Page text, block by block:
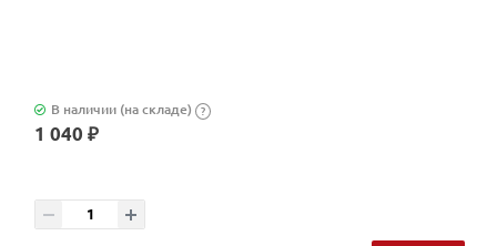
В наличии (на складе) ?
1 040 ₽